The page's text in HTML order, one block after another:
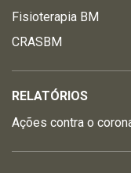
Fisioterapia BM
CRASBM
RELATÓRIOS
Ações contra o